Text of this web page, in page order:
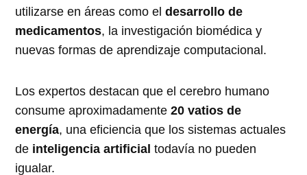
utilizarse en áreas como eldesarrollo de
medicamentos, la investigación biomédica y
nuevas formas de aprendizaje computacional.
Los expertos destacan que el cerebro humano
consume aproximadamente20 vatios de
energía, una eficiencia que los sistemas actuales
de inteligencia artificial todavía no pueden
igualar.